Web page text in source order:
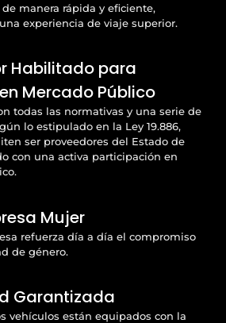
manera rápida y eficiente,
experiencia de viaje superior.
Habilitado para
Mercado Público
todas las normativas y una serie de
lo estipulado en la Ley 19.886,
ser proveedores del Estado de
con una activa participación en
Mujer
refuerza día a día el compromiso
de género.
Garantizada
vehículos están equipados con la